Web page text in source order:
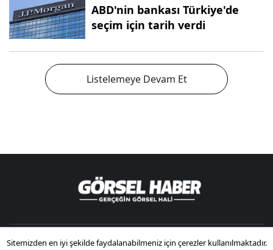
ABD'nin bankası Türkiye'de
seçim için tarih verdi
Listelemeye Devam Et
Sitemizden en iyi şekilde faydalanabilmeniz için çerezler kullanılmaktadır.